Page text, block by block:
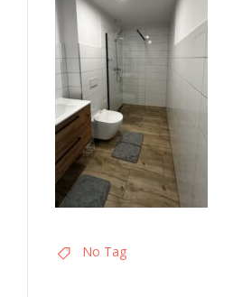
No Tag